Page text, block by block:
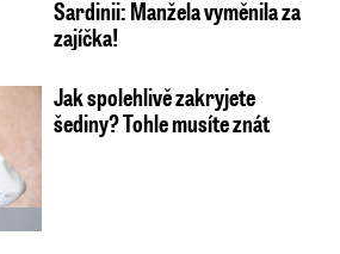
Sardinii: Manžela vyměnila za
zajíčka!
Jak spolehlivě zakryjete
šediny? Tohle musíte znát